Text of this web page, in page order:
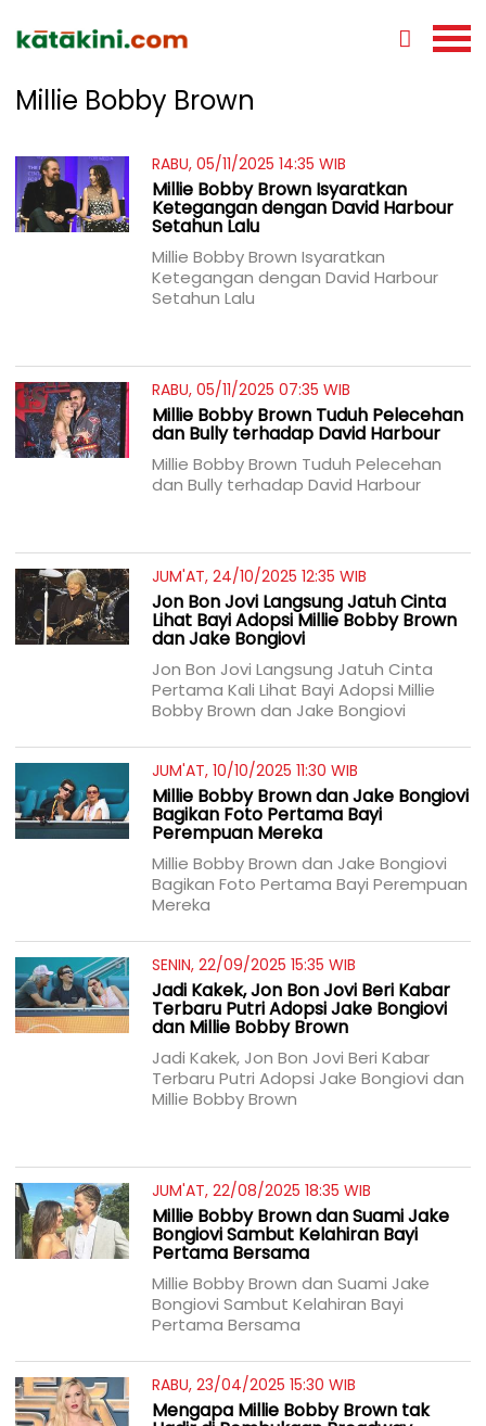
Millie Bobby Brown
RABU, 05/11/2025 14:35 WIB
Millie Bobby Brown Isyaratkan
Ketegangan dengan David Harbour
Setahun Lalu
Millie Bobby Brown Isyaratkan
Ketegangan dengan David Harbour
Setahun Lalu
RABU, 05/11/2025 07:35 WIB
Millie Bobby Brown Tuduh Pelecehan
dan Bully terhadap David Harbour
Millie Bobby Brown Tuduh Pelecehan
dan Bully terhadap David Harbour
JUM'AT, 24/10/2025 12:35 WIB
Jon Bon Jovi Langsung Jatuh Cinta
Lihat Bayi Adopsi Millie Bobby Brown
dan Jake Bongiovi
Jon Bon Jovi Langsung Jatuh Cinta
Pertama Kali Lihat Bayi Adopsi Millie
Bobby Brown dan Jake Bongiovi
JUM'AT, 10/10/2025 11:30 WIB
Millie Bobby Brown dan Jake Bongiovi
Bagikan Foto Pertama Bayi
Perempuan Mereka
Millie Bobby Brown dan Jake Bongiovi
Bagikan Foto Pertama Bayi Perempuan
Mereka
SENIN, 22/09/2025 15:35 WIB
Jadi Kakek, Jon Bon Jovi Beri Kabar
Terbaru Putri Adopsi Jake Bongiovi
dan Millie Bobby Brown
Jadi Kakek, Jon Bon Jovi Beri Kabar
Terbaru Putri Adopsi Jake Bongiovi dan
Millie Bobby Brown
JUM'AT, 22/08/2025 18:35 WIB
Millie Bobby Brown dan Suami Jake
Bongiovi Sambut Kelahiran Bayi
Pertama Bersama
Millie Bobby Brown dan Suami Jake
Bongiovi Sambut Kelahiran Bayi
Pertama Bersama
RABU, 23/04/2025 15:30 WIB
Mengapa Millie Bobby Brown tak